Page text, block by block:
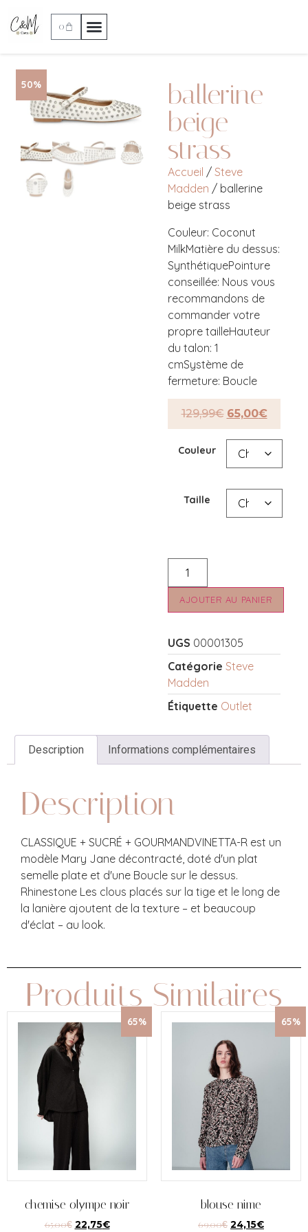
0
50%
ballerine
beige
strass
Accueil / Steve
Madden / ballerine
beige strass
Couleur: Coconut
MilkMatière du dessus:
SynthétiquePointure
conseillée: Nous vous
recommandons de
commander votre
propre tailleHauteur
du talon: 1
cmSystème de
fermeture: Boucle
129,99€ 65,00€
Couleur
Taille
AJOUTER AU PANIER
UGS 00001305
Catégorie Steve
Madden
Étiquette Outlet
Description Informations complémentaires
Description
CLASSIQUE + SUCRÉ + GOURMANDVINETTA-R est un
modèle Mary Jane décontracté, doté d'un plat
semelle plate et d'une Boucle sur le dessus.
Rhinestone Les clous placés sur la tige et le long de
la lanière ajoutent de la texture – et beaucoup
d'éclat – au look.
Produits Similaires
65%
chemise olympe noir
65,00€ 22,75€
65%
blouse nime
69,00€ 24,15€